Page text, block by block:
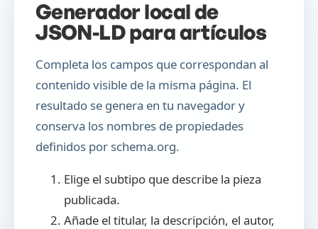
Generador local de
JSON-LD para artículos
Completa los campos que correspondan al
contenido visible de la misma página. El
resultado se genera en tu navegador y
conserva los nombres de propiedades
definidos por schema.org.
Elige el subtipo que describe la pieza
publicada.
Añade el titular, la descripción, el autor,